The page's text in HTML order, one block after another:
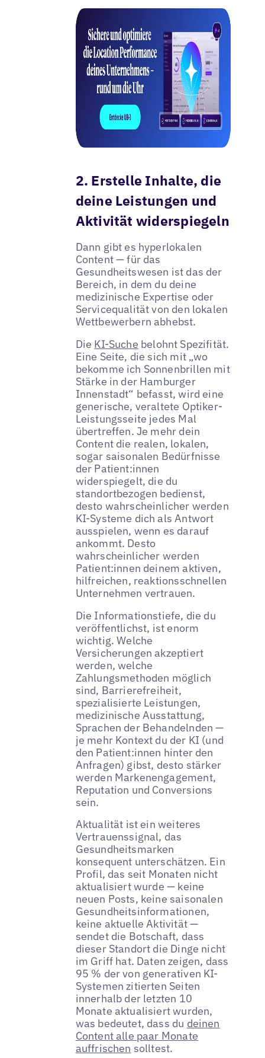
2. Erstelle Inhalte, die
deine Leistungen und
Aktivität widerspiegeln
Dann gibt es hyperlokalen
Content — für das
Gesundheitswesen ist das der
Bereich, in dem du deine
medizinische Expertise oder
Servicequalität von den lokalen
Wettbewerbern abhebst.
Die KI-Suche belohnt Spezifität.
Eine Seite, die sich mit „wo
bekomme ich Sonnenbrillen mit
Stärke in der Hamburger
Innenstadt“ befasst, wird eine
generische, veraltete Optiker-
Leistungsseite jedes Mal
übertreffen. Je mehr dein
Content die realen, lokalen,
sogar saisonalen Bedürfnisse
der Patient:innen
widerspiegelt, die du
standortbezogen bedienst,
desto wahrscheinlicher werden
KI-Systeme dich als Antwort
ausspielen, wenn es darauf
ankommt. Desto
wahrscheinlicher werden
Patient:innen deinem aktiven,
hilfreichen, reaktionsschnellen
Unternehmen vertrauen.
Die Informationstiefe, die du
veröffentlichst, ist enorm
wichtig. Welche
Versicherungen akzeptiert
werden, welche
Zahlungsmethoden möglich
sind, Barrierefreiheit,
spezialisierte Leistungen,
medizinische Ausstattung,
Sprachen der Behandelnden —
je mehr Kontext du der KI (und
den Patient:innen hinter den
Anfragen) gibst, desto stärker
werden Markenengagement,
Reputation und Conversions
sein.
Aktualität ist ein weiteres
Vertrauenssignal, das
Gesundheitsmarken
konsequent unterschätzen. Ein
Profil, das seit Monaten nicht
aktualisiert wurde — keine
neuen Posts, keine saisonalen
Gesundheitsinformationen,
keine aktuelle Aktivität —
sendet die Botschaft, dass
dieser Standort die Dinge nicht
im Griff hat. Daten zeigen, dass
95 % der von generativen KI-
Systemen zitierten Seiten
innerhalb der letzten 10
Monate aktualisiert wurden,
was bedeutet, dass du deinen
Content alle paar Monate
auffrischen solltest.